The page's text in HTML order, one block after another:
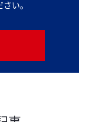
い。